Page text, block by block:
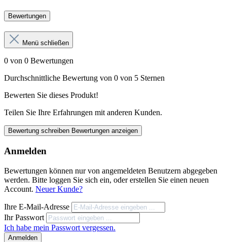
Bewertungen
Menü schließen
0 von 0 Bewertungen
Durchschnittliche Bewertung von 0 von 5 Sternen
Bewerten Sie dieses Produkt!
Teilen Sie Ihre Erfahrungen mit anderen Kunden.
Bewertung schreiben Bewertungen anzeigen
Anmelden
Bewertungen können nur von angemeldeten Benutzern abgegeben
werden. Bitte loggen Sie sich ein, oder erstellen Sie einen neuen
Account. Neuer Kunde?
Ihre E-Mail-Adresse
Ihr Passwort
Ich habe mein Passwort vergessen.
Anmelden